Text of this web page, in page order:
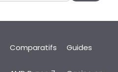
Comparatifs Guides